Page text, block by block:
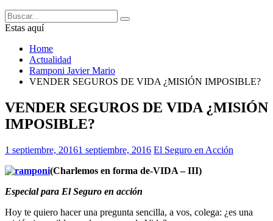
Estas aquí
Home
Actualidad
Ramponi Javier Mario
VENDER SEGUROS DE VIDA ¿MISIÓN IMPOSIBLE?
VENDER SEGUROS DE VIDA ¿MISIÓN
IMPOSIBLE?
1 septiembre, 20161 septiembre, 2016 El Seguro en Acción
(Charlemos en forma de-VIDA – III)
Especial para El Seguro en acción
Hoy te quiero hacer una pregunta sencilla, a vos, colega: ¿es una